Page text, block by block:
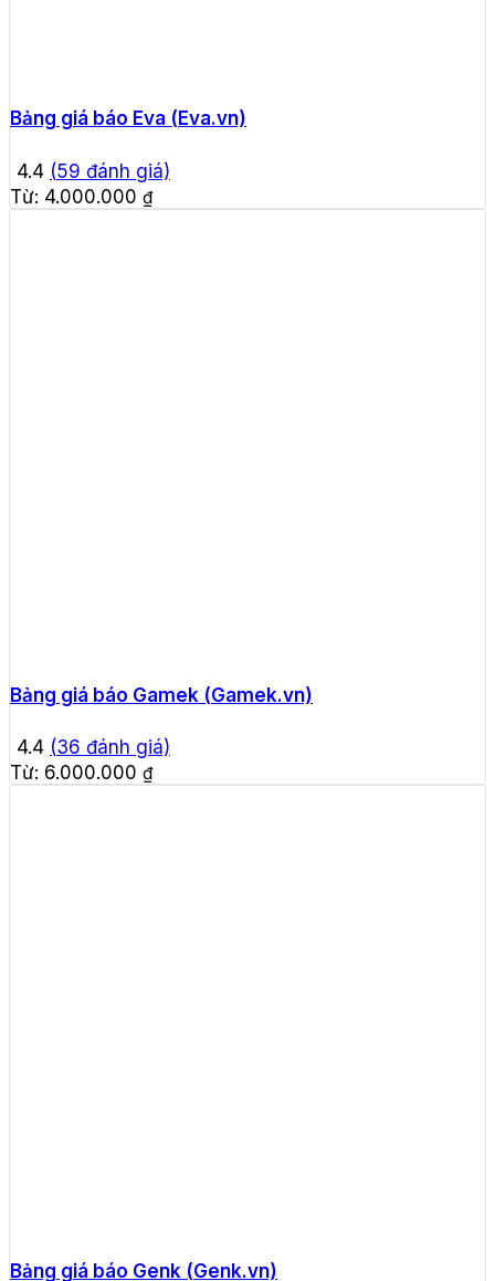
Bảng giá báo Eva (Eva.vn)
4.4 (59 đánh giá)
Từ: 4.000.000 ₫
Bảng giá báo Gamek (Gamek.vn)
4.4 (36 đánh giá)
Từ: 6.000.000 ₫
Bảng giá báo Genk (Genk.vn)